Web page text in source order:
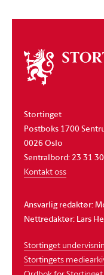
Om
stortinget
Stortinget
Postboks 1700
0026 Oslo
Sentralbord: 23 31
Kontakt oss
Ansvarlig redaktør:
Nettredaktør: Lars
Stortinget
Stortingets